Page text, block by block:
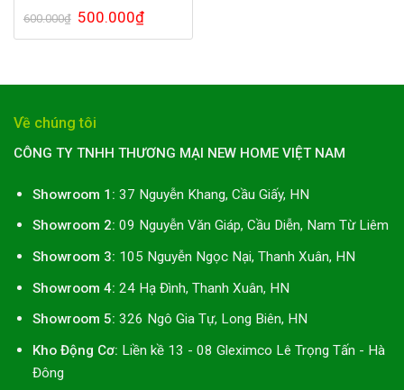
600.000₫ Giá
gốc
là:
500.000₫Giá
hiện
tại
Về chúng tôi
CÔNG TY TNHH THƯƠNG MẠI NEW HOME VIỆT NAM
Showroom 1: 37 Nguyễn Khang, Cầu Giấy, HN
Showroom 2: 09 Nguyễn Văn Giáp, Cầu Diễn, Nam Từ Liêm
Showroom 3: 105 Nguyễn Ngọc Nại, Thanh Xuân, HN
Showroom 4: 24 Hạ Đình, Thanh Xuân, HN
Showroom 5: 326 Ngô Gia Tự, Long Biên, HN
Kho Động Cơ: Liền kề 13 - 08 Gleximco Lê Trọng Tấn - Hà
Đông